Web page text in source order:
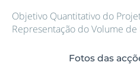
Objetivo Quantitativo do
Representação do Volume
Fotos das